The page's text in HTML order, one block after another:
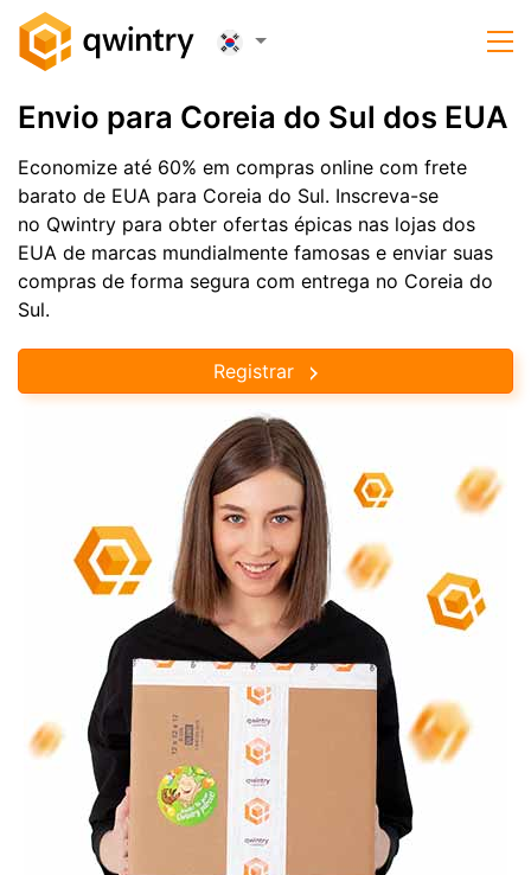
Envio para Coreia do Sul dos EUA
Economize até 60% em compras online com frete
barato de EUA para Coreia do Sul. Inscreva-se
no Qwintry para obter ofertas épicas nas lojas dos
EUA de marcas mundialmente famosas e enviar suas
compras de forma segura com entrega no Coreia do
Sul.
Registrar